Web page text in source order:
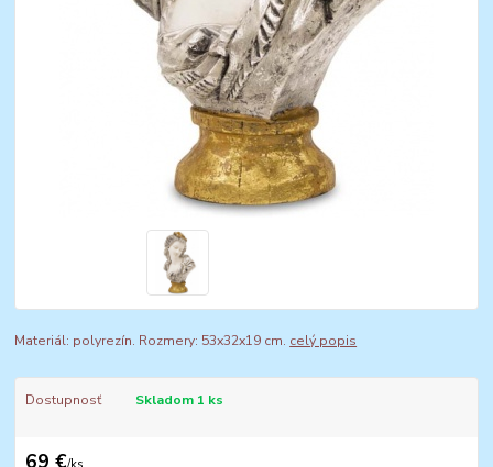
Materiál: polyrezín. Rozmery: 53x32x19 cm. celý popis
Dostupnosť Skladom 1 ks